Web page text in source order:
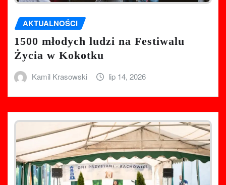
AKTUALNOŚCI
1500 młodych ludzi na Festiwalu
Życia w Kokotku
Kamil Krasowski lip 14, 2026